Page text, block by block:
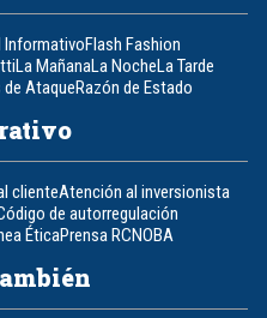
InformativoFlash Fashion
La MañanaLa NocheLa Tarde
de AtaqueRazón de Estado
clienteAtención al inversionista
de autorregulación
ÉticaPrensa RCNOBA